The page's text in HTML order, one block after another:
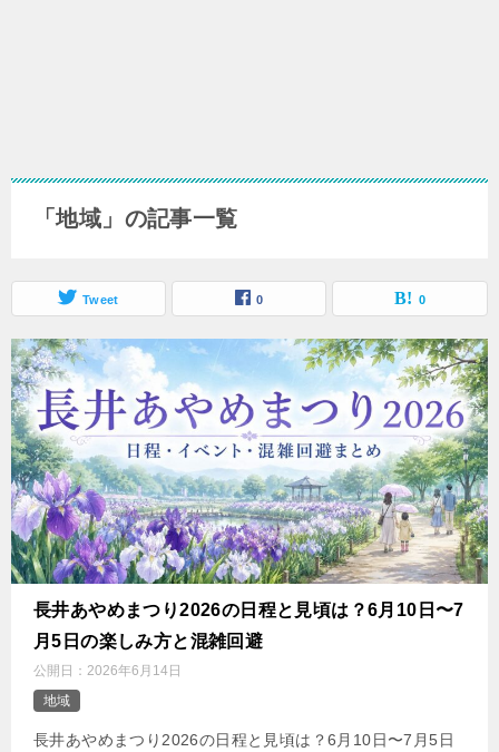
「地域」の記事一覧
Tweet 0 0
長井あやめまつり2026の日程と見頃は？6月10日〜7
月5日の楽しみ方と混雑回避
公開日： 2026年6月14日
地域
長井あやめまつり2026の日程と見頃は？6月10日〜7月5日